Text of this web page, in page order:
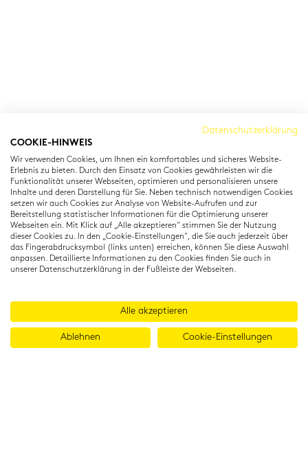
80333 München
T: +49 (0) 89 22 11 15
info@cambridgeinstitut.de
www.cambridgeinstitut.de
Datenschutzerklärung
COOKIE-HINWEIS
Wir verwenden Cookies, um Ihnen ein komfortables und sicheres Website-
Erlebnis zu bieten. Durch den Einsatz von Cookies gewährleisten wir die
Funktionalität unserer Webseiten, optimieren und personalisieren unsere
Inhalte und deren Darstellung für Sie. Neben technisch notwendigen Cookies
setzen wir auch Cookies zur Analyse von Website-Aufrufen und zur
Bereitstellung statistischer Informationen für die Optimierung unserer
Webseiten ein. Mit Klick auf „Alle akzeptieren" stimmen Sie der Nutzung
dieser Cookies zu. In den „Cookie-Einstellungen", die Sie auch jederzeit über
das Fingerabdrucksymbol (links unten) erreichen, können Sie diese Auswahl
anpassen. Detaillierte Informationen zu den Cookies finden Sie auch in
unserer Datenschutzerklärung in der Fußleiste der Webseiten.
Alle akzeptieren
Ablehnen Cookie-Einstellungen